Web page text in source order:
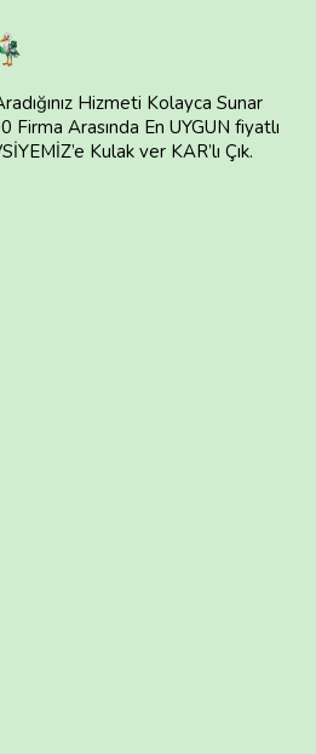
Hizmeti Kolayca Sunar
Arasında En UYGUN fiyatlı
Kulak ver KAR’lı Çık.